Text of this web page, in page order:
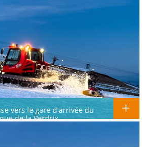
vers le gare d'arrivée du
de la Perdrix